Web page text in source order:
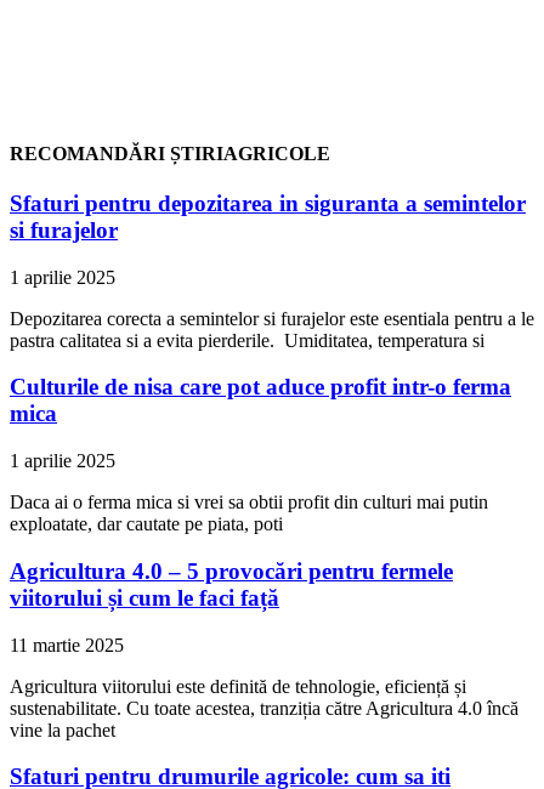
RECOMANDĂRI ȘTIRIAGRICOLE
Sfaturi pentru depozitarea in siguranta a semintelor
si furajelor
1 aprilie 2025
Depozitarea corecta a semintelor si furajelor este esentiala pentru a le
pastra calitatea si a evita pierderile. Umiditatea, temperatura si
Culturile de nisa care pot aduce profit intr-o ferma
mica
1 aprilie 2025
Daca ai o ferma mica si vrei sa obtii profit din culturi mai putin
exploatate, dar cautate pe piata, poti
Agricultura 4.0 – 5 provocări pentru fermele
viitorului și cum le faci față
11 martie 2025
Agricultura viitorului este definită de tehnologie, eficiență și
sustenabilitate. Cu toate acestea, tranziția către Agricultura 4.0 încă
vine la pachet
Sfaturi pentru drumurile agricole: cum sa iti